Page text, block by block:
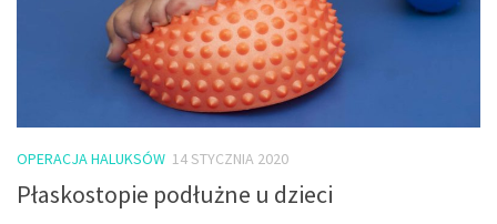
OPERACJA HALUKSÓW 14 STYCZNIA 2020
Płaskostopie podłużne u dzieci